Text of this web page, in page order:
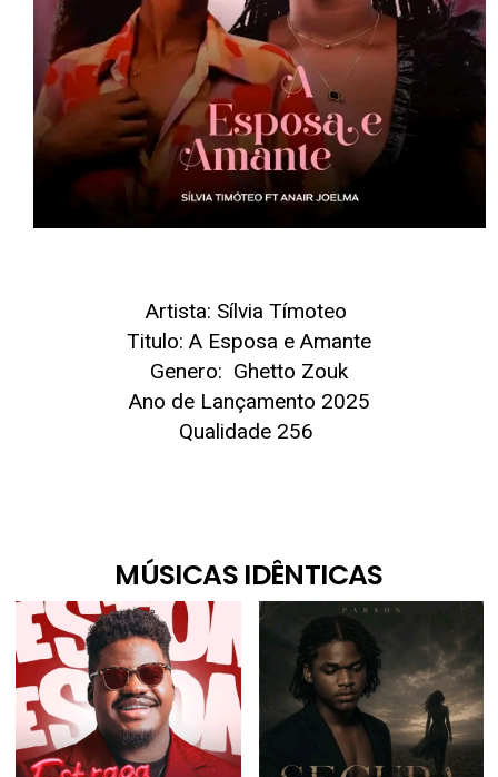
Artista: Sílvia Tímoteo
Titulo: A Esposa e Amante
Genero: Ghetto Zouk
Ano de Lançamento 2025
Qualidade 256
MÚSICAS IDÊNTICAS